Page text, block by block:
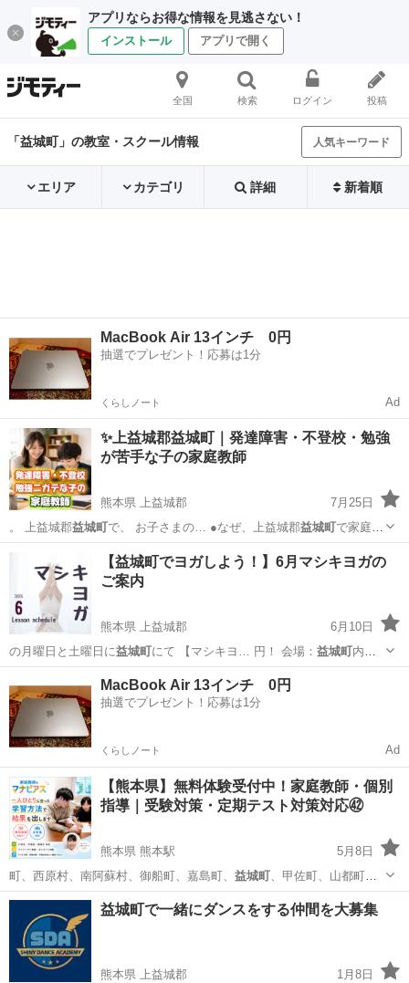
アプリならお得な情報を見逃さない！
インストール アプリで開く
全国 検索 ログイン 投稿
「益城町」の教室・スクール情報 人気キーワード
エリア カテゴリ 詳細 新着順
MacBook Air 13インチ 0円
抽選でプレゼント！応募は1分
くらしノート Ad
✨上益城郡益城町｜発達障害・不登校・勉強
が苦手な子の家庭教師
熊本県 上益城郡
7月25日
。 上益城郡益城町 で、 お子さまの… ●なぜ、上益城郡益城町で家庭教
師という選… 別ページ（上益城郡益城町）はコチラ ht…
上益城郡 家庭教師 発達障害
【益城町でヨガしよう！】6月マシキヨガの
ご案内
熊本県 上益城郡
6月10日
の月曜日と土曜日に益城町 にて 【マシキヨ… 円！ 会場： 益城町内の
公民館 →詳…
益城町
MacBook Air 13インチ 0円
抽選でプレゼント！応募は1分
くらしノート Ad
【熊本県】無料体験受付中！家庭教師・個別
指導｜受験対策・定期テスト対策対応㊷
熊本県 熊本駅
5月8日
町、西原村、南阿蘇村、御船町、嘉島町、 益城町、甲佐町、山都町、
氷川町、芦北町、津奈…
熊本 熊本市 熊本駅 家庭教師 定期テスト
益城町で一緒にダンスをする仲間を大募集
熊本県 上益城郡
1月8日